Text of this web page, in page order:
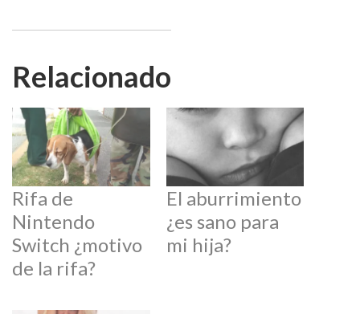
Relacionado
Rifa de
Nintendo
Switch ¿motivo
de la rifa?
El aburrimiento
¿es sano para
mi hija?